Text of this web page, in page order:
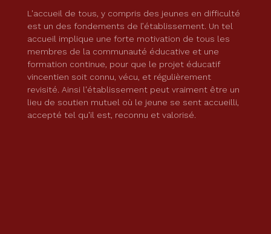
L'accueil de tous, y compris des jeunes en difficulté
est un des fondements de l’établissement. Un tel
accueil implique une forte motivation de tous les
membres de la communauté éducative et une
formation continue, pour que le projet éducatif
vincentien soit connu, vécu, et régulièrement
revisité. Ainsi l'établissement peut vraiment être un
lieu de soutien mutuel où le jeune se sent accueilli,
accepté tel qu'il est, reconnu et valorisé.